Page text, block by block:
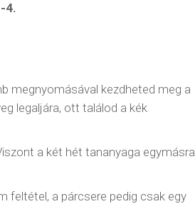
4.
megnyomásával kezdheted meg a
legaljára, ott találod a kék
a két hét tananyaga egymásra
feltétel, a párcsere pedig csak egy